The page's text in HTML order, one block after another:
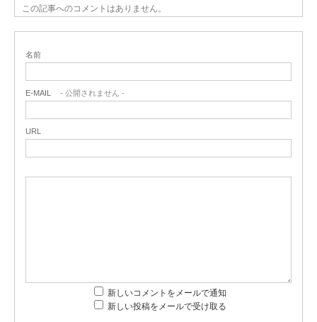
この記事へのコメントはありません。
名前
E-MAIL - 公開されません -
URL
新しいコメントをメールで通知
新しい投稿をメールで受け取る